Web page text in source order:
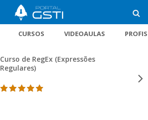
CURSOS VIDEOAULAS
Curso de RegEx (Expressões
Regulares)